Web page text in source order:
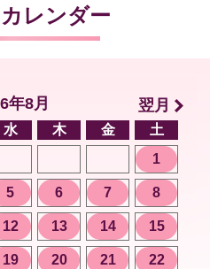
レンダー
年8月
水 木 金
土
1
5 6 7 8
12 13 14 15
19 20 21 22
翌月